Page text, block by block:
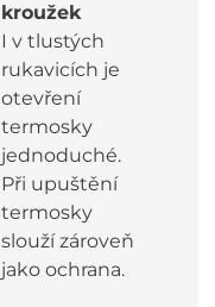
kroužek
I v tlustých
rukavicích je
otevření
termosky
jednoduché.
Při upuštění
termosky
slouží zároveň
jako ochrana.